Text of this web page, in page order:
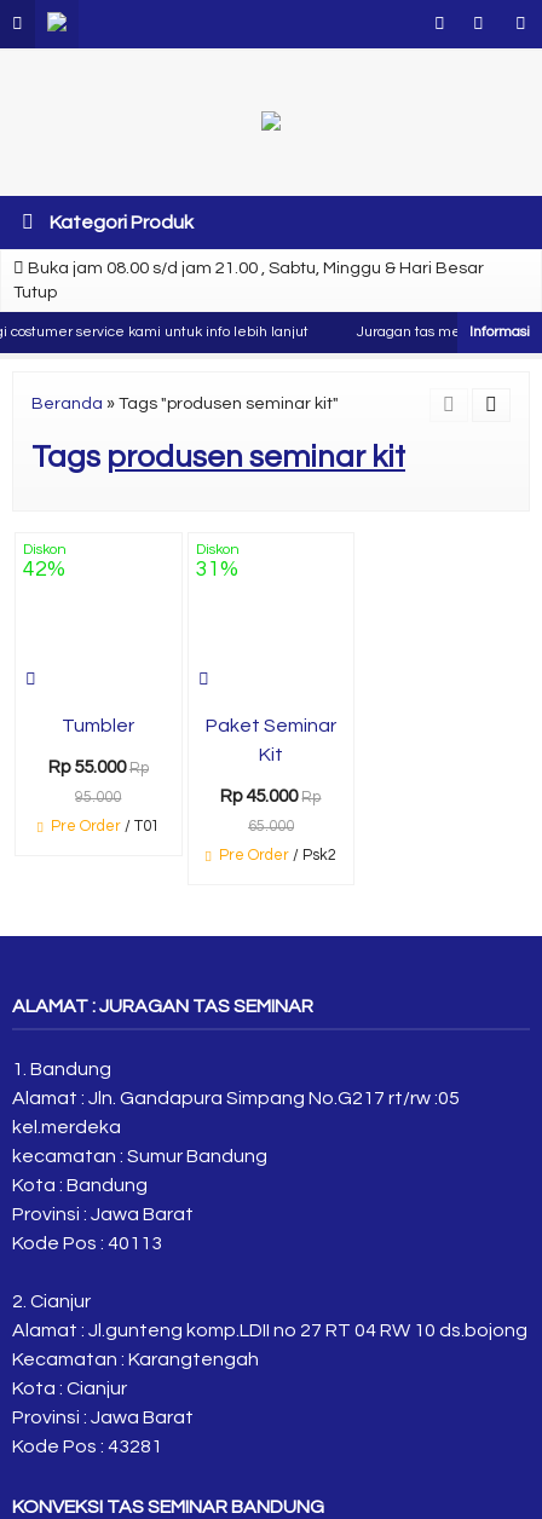
Kategori Produk
Buka jam 08.00 s/d jam 21.00 , Sabtu, Minggu & Hari Besar
Tutup
service kami untuk info lebih lanjut Juragan tas merupakan
Beranda » Tags "produsen seminar kit"
Tags produsen seminar kit
Diskon
42%
Tumbler
Rp 55.000 Rp
95.000
Pre Order / T01
Diskon
31%
Paket Seminar
Kit
Rp 45.000 Rp
65.000
Pre Order / Psk2
ALAMAT : JURAGAN TAS SEMINAR
1. Bandung
Alamat : Jln. Gandapura Simpang No.G217 rt/rw :05
kel.merdeka
kecamatan : Sumur Bandung
Kota : Bandung
Provinsi : Jawa Barat
Kode Pos : 40113
2. Cianjur
Alamat : Jl.gunteng komp.LDII no 27 RT 04 RW 10 ds.bojong
Kecamatan : Karangtengah
Kota : Cianjur
Provinsi : Jawa Barat
Kode Pos : 43281
KONVEKSI TAS SEMINAR BANDUNG